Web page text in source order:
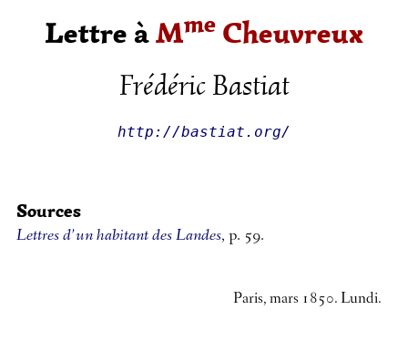
Lettre àMme Cheuvreux
Frédéric Bastiat
http://bastiat.org/
Sources
Lettres d’un habitant des Landes, p. 59.
Paris, mars 1850. Lundi.